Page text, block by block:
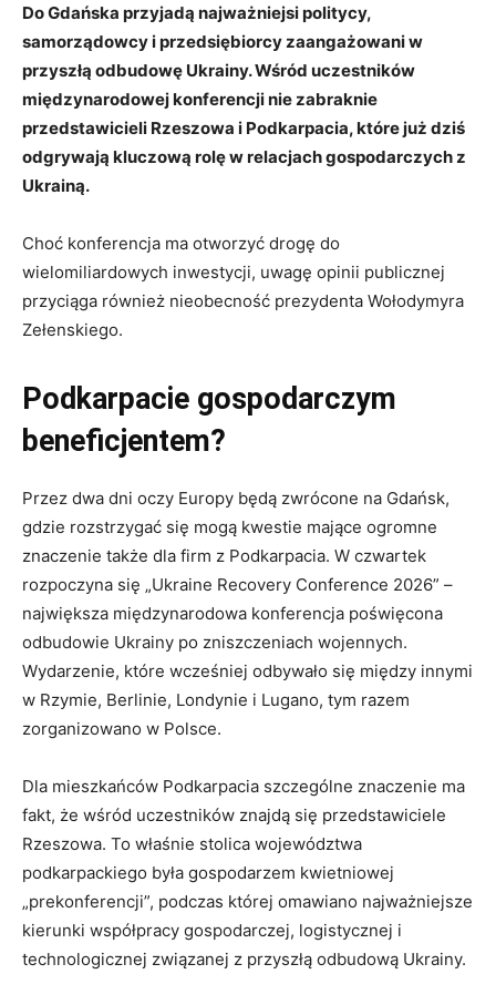
Do Gdańska przyjadą najważniejsi politycy,
samorządowcy i przedsiębiorcy zaangażowani w
przyszłą odbudowę Ukrainy. Wśród uczestników
międzynarodowej konferencji nie zabraknie
przedstawicieli Rzeszowa i Podkarpacia, które już dziś
odgrywają kluczową rolę w relacjach gospodarczych z
Ukrainą.
Choć konferencja ma otworzyć drogę do
wielomiliardowych inwestycji, uwagę opinii publicznej
przyciąga również nieobecność prezydenta Wołodymyra
Zełenskiego.
Podkarpacie gospodarczym
beneficjentem?
Przez dwa dni oczy Europy będą zwrócone na Gdańsk,
gdzie rozstrzygać się mogą kwestie mające ogromne
znaczenie także dla firm z Podkarpacia. W czwartek
rozpoczyna się „Ukraine Recovery Conference 2026” –
największa międzynarodowa konferencja poświęcona
odbudowie Ukrainy po zniszczeniach wojennych.
Wydarzenie, które wcześniej odbywało się między innymi
w Rzymie, Berlinie, Londynie i Lugano, tym razem
zorganizowano w Polsce.
Dla mieszkańców Podkarpacia szczególne znaczenie ma
fakt, że wśród uczestników znajdą się przedstawiciele
Rzeszowa. To właśnie stolica województwa
podkarpackiego była gospodarzem kwietniowej
„prekonferencji”, podczas której omawiano najważniejsze
kierunki współpracy gospodarczej, logistycznej i
technologicznej związanej z przyszłą odbudową Ukrainy.